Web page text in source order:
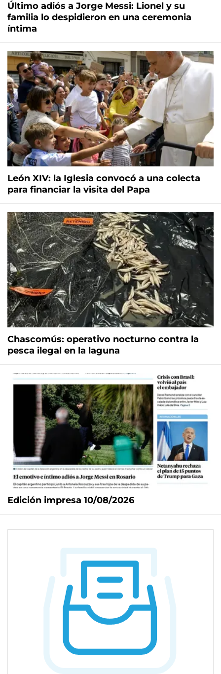
Último adiós a Jorge Messi: Lionel y su
familia lo despidieron en una ceremonia
íntima
León XIV: la Iglesia convocó a una colecta
para financiar la visita del Papa
Chascomús: operativo nocturno contra la
pesca ilegal en la laguna
Edición impresa 10/08/2026